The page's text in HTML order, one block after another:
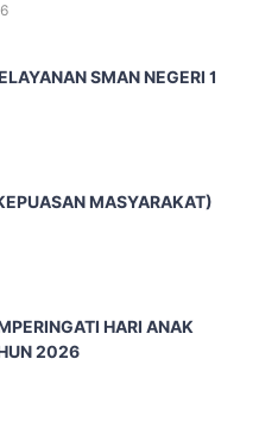
SMAN NEGERI 1
MASYARAKAT)
HARI ANAK
2026